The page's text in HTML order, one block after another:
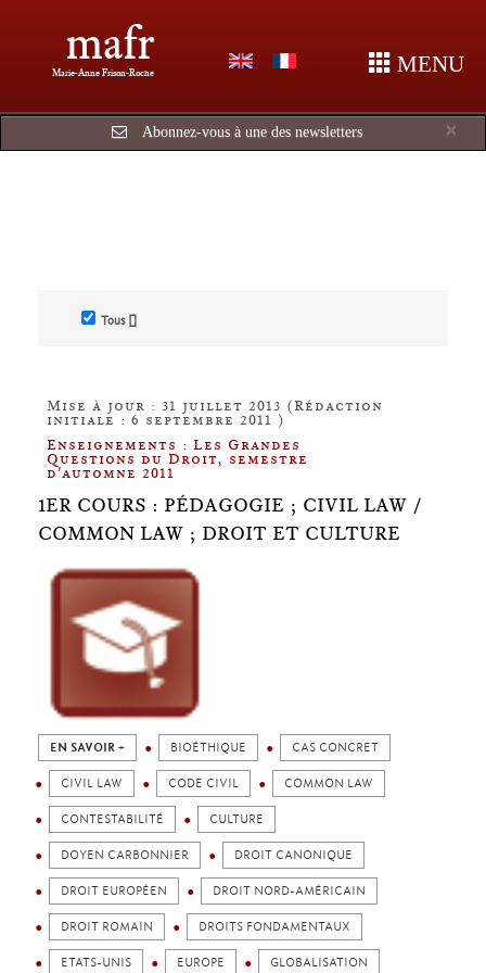
mafr
Marie-Anne Frison-Roche MENU
×
Abonnez-vous à une des newsletters
Tous []
Mise à jour : 31 juillet 2013 (Rédaction
initiale : 6 septembre 2011 )
Enseignements : Les Grandes
Questions du Droit, semestre
d'automne 2011
1ER COURS : PÉDAGOGIE ; CIVIL LAW /
COMMON LAW ; DROIT ET CULTURE
EN SAVOIR + BIOÉTHIQUE CAS CONCRET
CIVIL LAW CODE CIVIL COMMON LAW
CONTESTABILITÉ CULTURE
DOYEN CARBONNIER DROIT CANONIQUE
DROIT EUROPÉEN DROIT NORD-AMÉRICAIN
DROIT ROMAIN DROITS FONDAMENTAUX
ETATS-UNIS EUROPE GLOBALISATION